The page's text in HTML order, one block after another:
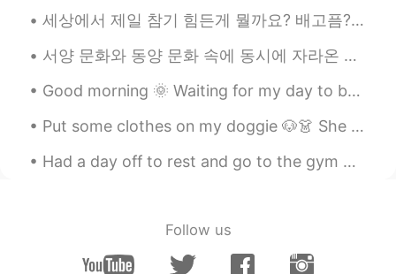
KR JP
ㅋㅋㅋㅋㅋㅋㅋ 가까이 있으면 싫고 멀리 있
KR JP
EN
세상에서 제일 참기 힘든게 뭘까요? 배고픔? 목마름? 잠? 웃음? 눈물? 욕? 유혹? 화장실? 통증? 세일? 문자 확인? SNS 확인? 금주? 금연? 게임? 미루기? 비밀 ...
서양 문화와 동양 문화 속에 동시에 자라온 사람으로서 (교포예요) 여러가지 문화 차이가 느껴져요 미의 기준, 식사 예절, 샤워하는 시간까지 다 많이 다르죠 오늘은 동양 문화...
Good morning 🌞 Waiting for my day to be over it’s 5:50 pm and my day ends at 7 pm. 😅 I look fo...
Put some clothes on my doggie 🐶👗 She is a shy lady 🙈 I think she looks sweet and cute. Maybe s...
Had a day off to rest and go to the gym 🏋🏻‍♀️ After I ate dinner and went shopping 🛍 Now I’m w...
Follow us